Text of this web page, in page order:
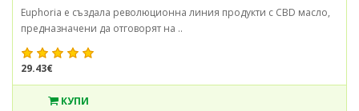
Euphoria е създала революционна линия продукти с CBD масло,
предназначени да отговорят на ..
29.43€
КУПИ